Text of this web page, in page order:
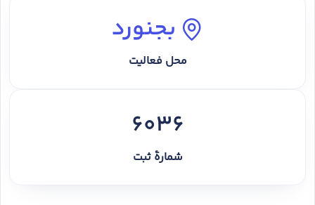
بجنورد
محل فعالیت
6036
شمارهٔ ثبت